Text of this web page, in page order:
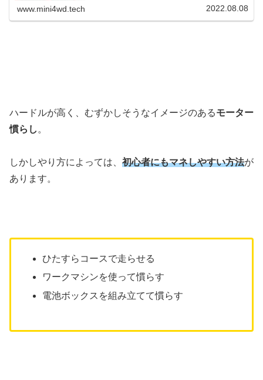
かりますが、ずっと使える機器になります。
www.mini4wd.tech 2022.08.08
ハードルが高く、むずかしそうなイメージのあるモーター
慣らし 。
しかしやり方によっては、 初心者にもマネしやすい方法が
あります。
ひたすらコースで走らせる
ワークマシンを使って慣らす
電池ボックスを組み立てて慣らす